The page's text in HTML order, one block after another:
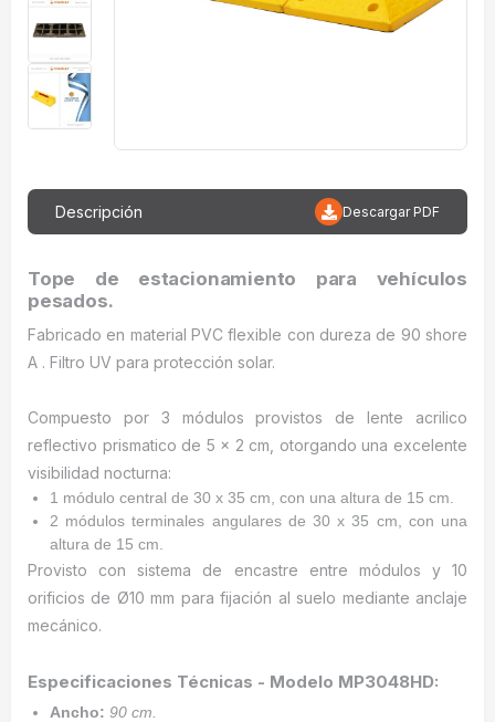
Descripción Descargar PDF
Tope de estacionamiento para vehículos
pesados.
Fabricado en material PVC flexible con dureza de 90 shore
A . Filtro UV para protección solar.
Compuesto por 3 módulos provistos de lente acrilico
reflectivo prismatico de 5 x 2 cm, otorgando una excelente
visibilidad nocturna:
1 módulo central de 30 x 35 cm, con una altura de 15 cm.
2 módulos terminales angulares de 30 x 35 cm, con una
altura de 15 cm.
Provisto con sistema de encastre entre módulos y 10
orificios de Ø10 mm para fijación al suelo mediante anclaje
mecánico.
Especificaciones Técnicas - Modelo MP3048HD:
Ancho: 90 cm.